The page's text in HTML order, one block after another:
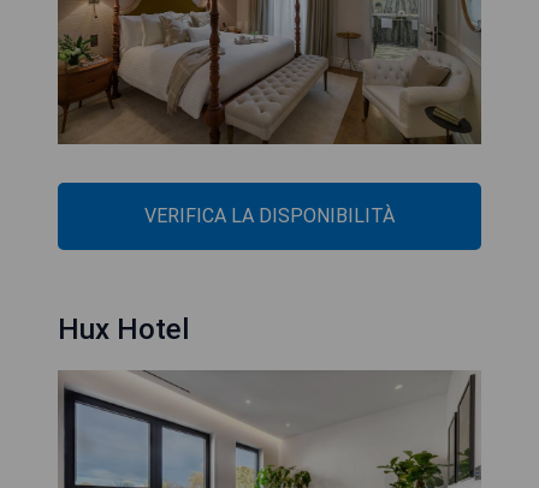
VERIFICA LA DISPONIBILITÀ
Hux Hotel